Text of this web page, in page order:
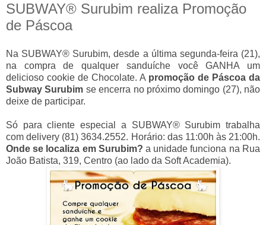
SUBWAY® Surubim realiza Promoção
de Páscoa
Na SUBWAY® Surubim, desde a última segunda-feira (21),
na compra de qualquer sanduíche você GANHA um
delicioso cookie de Chocolate. A promoção de Páscoa da
Subway Surubim se encerra no próximo domingo (27), não
deixe de participar.
Só para cliente especial a SUBWAY® Surubim trabalha
com delivery (81) 3634.2552. Horário: das 11:00h às 21:00h.
Onde se localiza em Surubim? a unidade funciona na Rua
João Batista, 319, Centro (ao lado da Soft Academia).